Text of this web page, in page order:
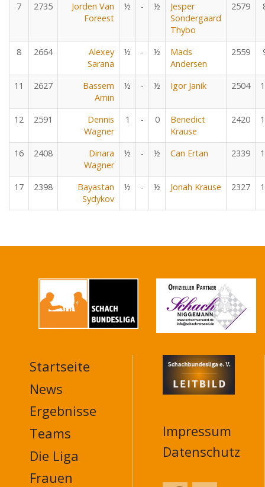
7 2735
Jorden Van
Foreest
½ - ½
Jesper
Sondergaard
Thybo
2579
8 2664
Alexey
Sarana
½ - ½
Mads
Andersen
2559
11 2627
Bassem
Amin
½ - ½ Igor Janik 2504
12 2591
Dennis
Wagner
1 - 0
Benedict
Krause
2420
16 2408
Dinara
Wagner
½ - ½ Can Ertan 2339
17 2398
Bayastan
Sydykov
½ - ½ Jonah Krause 2327
MAIN
NAVIGATION
FOOTER
Startseite
News
Ergebnisse
Teams
Die Liga
Frauen
Impressum
Datenschutz